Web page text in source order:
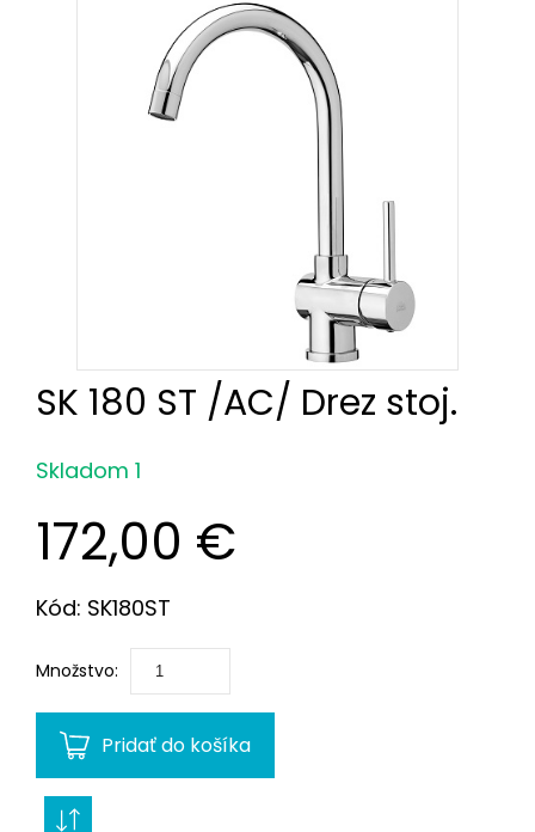
SK 180 ST /AC/ Drez stoj.
Skladom 1
172,00 €
Kód: SK180ST
Množstvo:
Pridať do košíka